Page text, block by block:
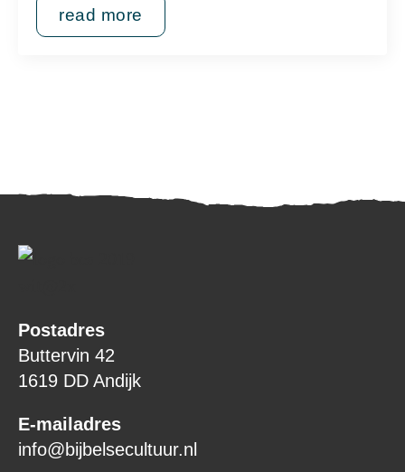
read more
Postadres
Buttervin 42
1619 DD Andijk
E-mailadres
info@bijbelsecultuur.nl